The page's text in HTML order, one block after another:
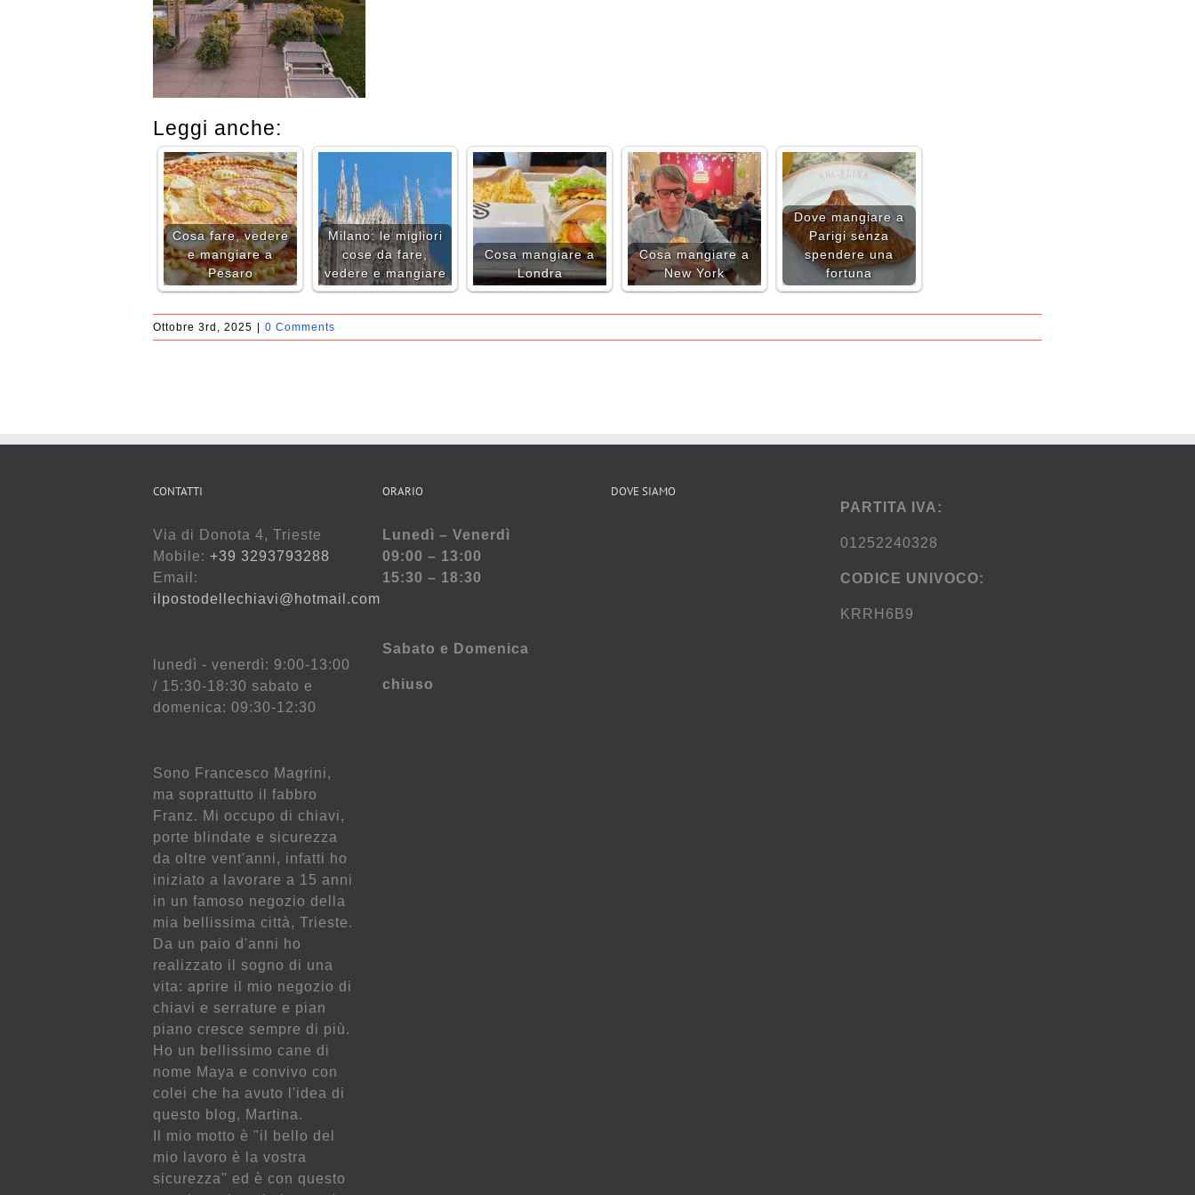
Leggi anche:
Cosa fare, vedere
e mangiare a
Pesaro
Milano: le migliori
cose da fare,
vedere e mangiare
Cosa mangiare a
Londra
Cosa mangiare a
New York
Dove mangiare a
Parigi senza
spendere una
fortuna
Ottobre 3rd, 2025 0 Comments
CONTATTI
Via di Donota 4, Trieste
Mobile: +39 3293793288
Email:
ilpostodellechiavi@hotmail.com
lunedì - venerdì: 9:00-13:00
/ 15:30-18:30 sabato e
domenica: 09:30-12:30
Sono Francesco Magrini,
ma soprattutto il fabbro
Franz. Mi occupo di chiavi,
porte blindate e sicurezza
da oltre vent'anni, infatti ho
iniziato a lavorare a 15 anni
in un famoso negozio della
mia bellissima città, Trieste.
Da un paio d'anni ho
realizzato il sogno di una
vita: aprire il mio negozio di
chiavi e serrature e pian
piano cresce sempre di più.
Ho un bellissimo cane di
nome Maya e convivo con
colei che ha avuto l'idea di
questo blog, Martina.
Il mio motto è "il bello del
mio lavoro è la vostra
sicurezza" ed è con questo
ORARIO
Lunedì – Venerdì
09:00 – 13:00
15:30 – 18:30
Sabato e Domenica
chiuso
DOVE SIAMO
PARTITA IVA:
01252240328
CODICE UNIVOCO:
KRRH6B9